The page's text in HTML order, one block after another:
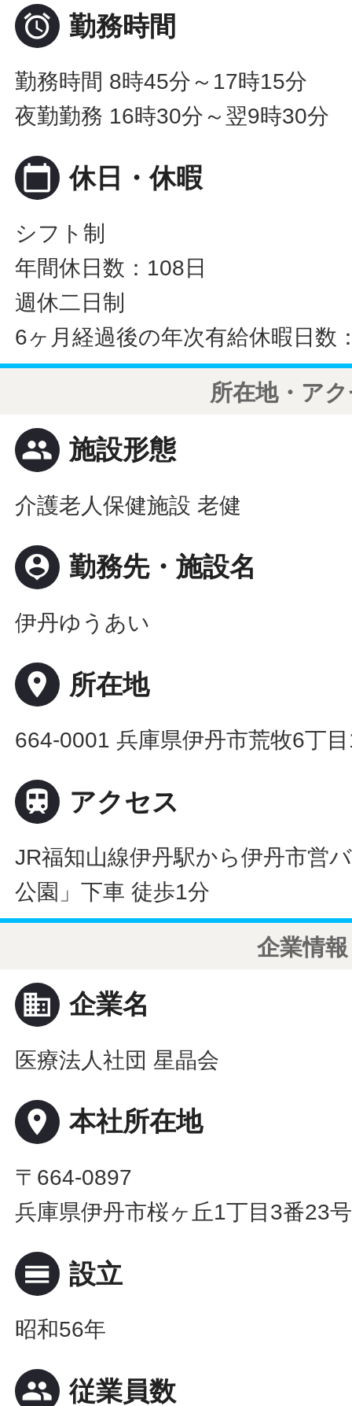
 勤務時間
勤務時間 8時45分～17時15分
夜勤勤務 16時30分～翌9時30分
calendar_today 休日・休暇
シフト制
年間休日数：108日
週休二日制
6ヶ月経過後の年次有給休暇日数
所在地・ア
people 施設形態
介護老人保健施設 老健
person_pin 勤務先・施設名
伊丹ゆうあい
place 所在地
664-0001 兵庫県伊丹市荒牧6丁
 アクセス
JR福知山線伊丹駅から伊丹市営
公園」下車 徒歩1分
企業情報
business 企業名
医療法人社団 星晶会
place 本社所在地
〒664-0897
兵庫県伊丹市桜ヶ丘1丁目3番23号
calendar_view_day 設立
昭和56年
people 従業員数